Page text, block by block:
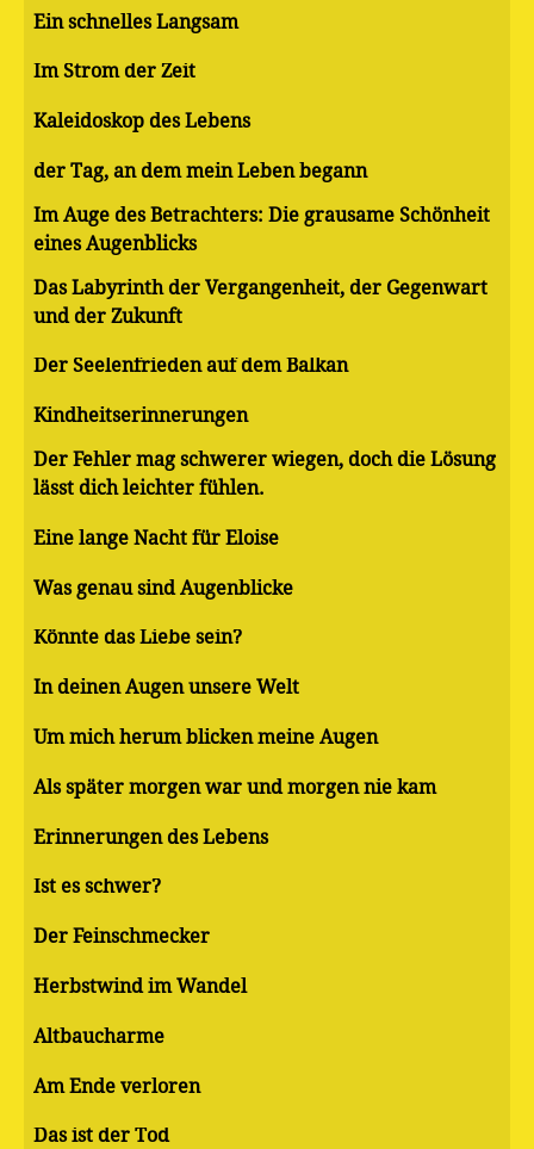
Ein schnelles Langsam
Im Strom der Zeit
Kaleidoskop des Lebens
der Tag, an dem mein Leben begann
Im Auge des Betrachters: Die grausame Schönheit
eines Augenblicks
Das Labyrinth der Vergangenheit, der Gegenwart
und der Zukunft
Der Seelenfrieden auf dem Balkan
Kindheitserinnerungen
Der Fehler mag schwerer wiegen, doch die Lösung
lässt dich leichter fühlen.
Eine lange Nacht für Eloise
Was genau sind Augenblicke
Könnte das Liebe sein?
In deinen Augen unsere Welt
Um mich herum blicken meine Augen
Als später morgen war und morgen nie kam
Erinnerungen des Lebens
Ist es schwer?
Der Feinschmecker
Herbstwind im Wandel
Altbaucharme
Am Ende verloren
Das ist der Tod